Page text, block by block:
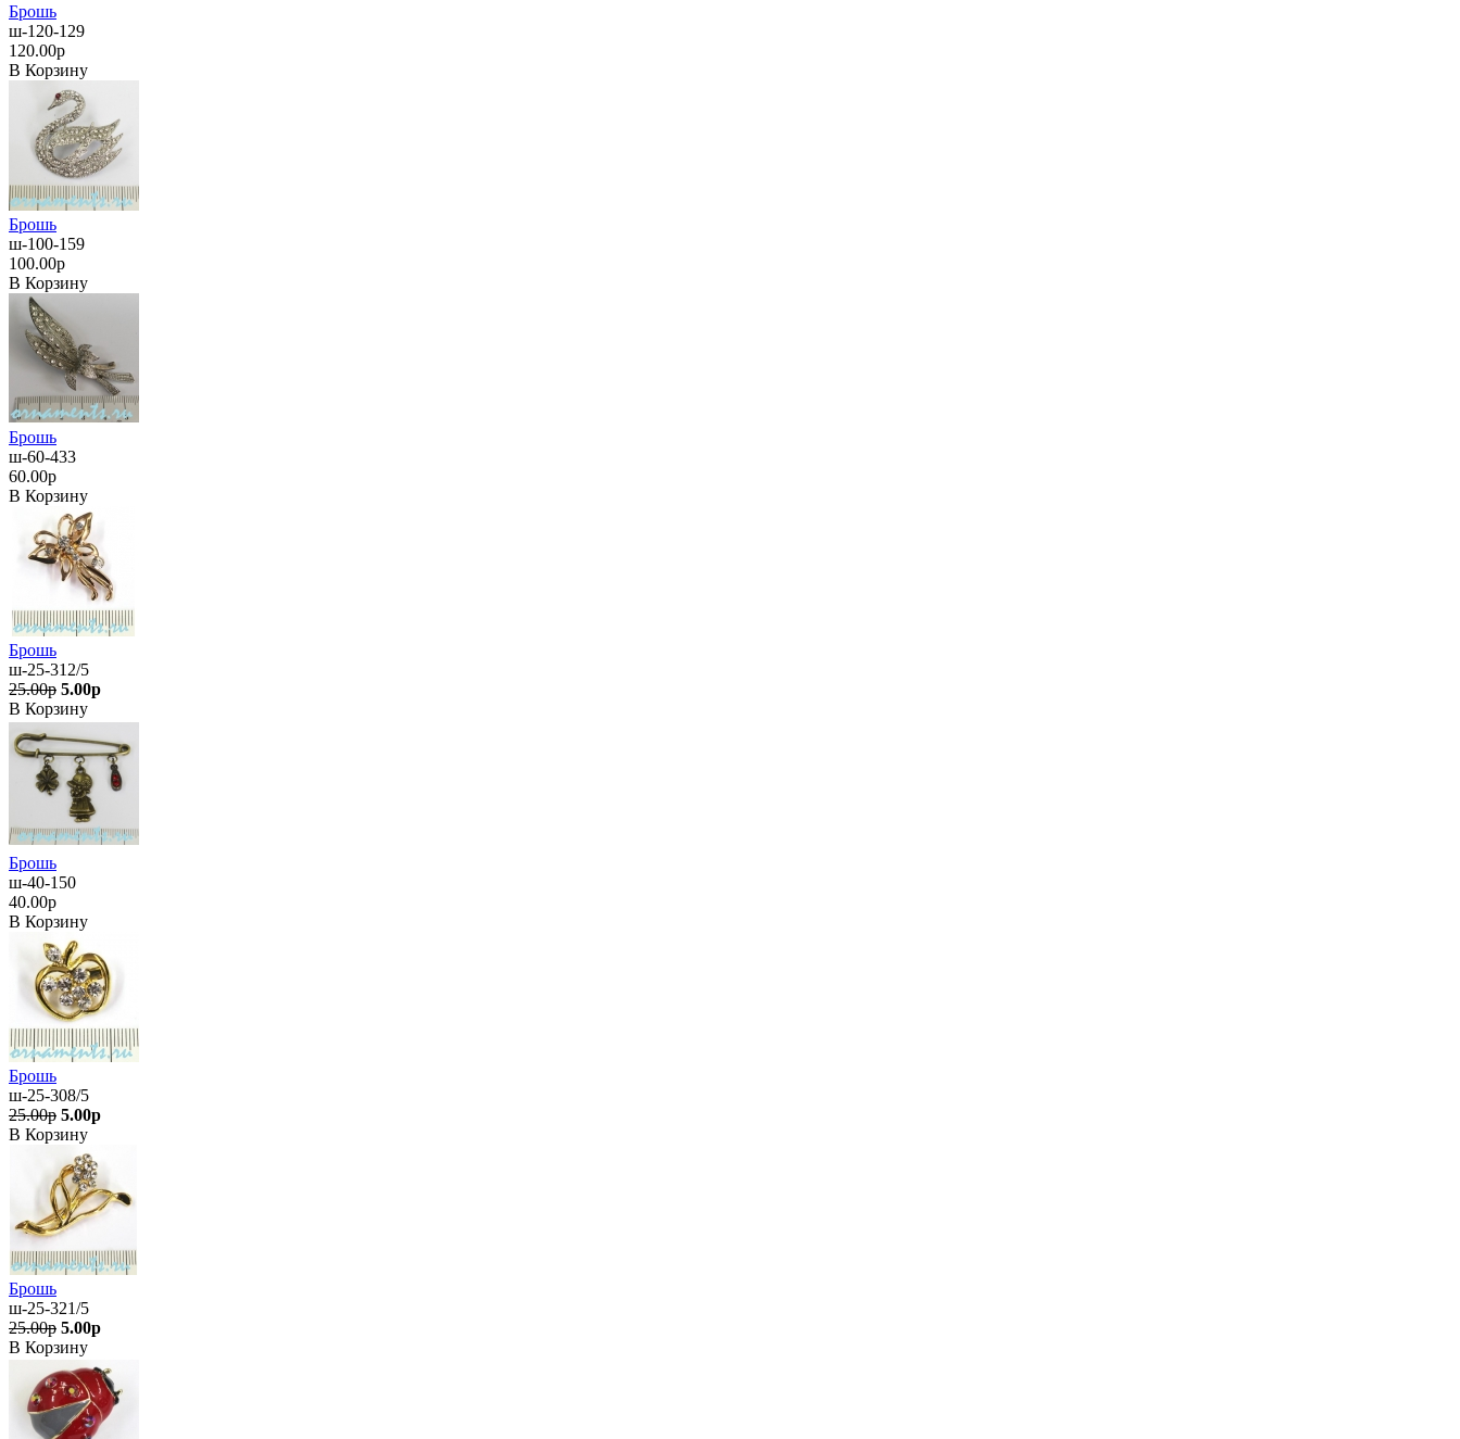
Брошь
ш-120-129
120.00р
В Корзину
Брошь
ш-100-159
100.00р
В Корзину
Брошь
ш-60-433
60.00р
В Корзину
Брошь
ш-25-312/5
25.00р 5.00р
В Корзину
Брошь
ш-40-150
40.00р
В Корзину
Брошь
ш-25-308/5
25.00р 5.00р
В Корзину
Брошь
ш-25-321/5
25.00р 5.00р
В Корзину